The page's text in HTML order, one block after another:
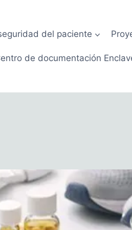
del paciente
de documentación